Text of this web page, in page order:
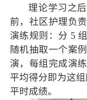
理论学习之
前，社区护理负
演练规则：分 5
随机抽取一个案
演，每组完成演
平均得分即为这
平时成绩。